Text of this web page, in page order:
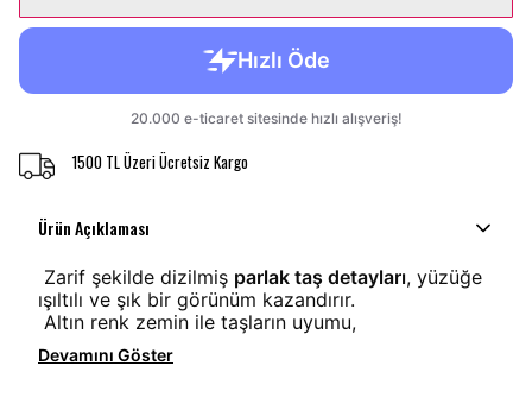
1500 TL Üzeri Ücretsiz Kargo
Ürün Açıklaması
Zarif şekilde dizilmiş parlak taş detayları, yüzüğe
ışıltılı ve şık bir görünüm kazandırır.
Altın renk zemin ile taşların uyumu,
Devamını Göster